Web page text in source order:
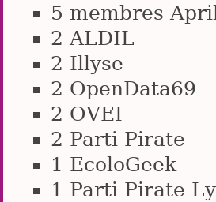
5 membres April
2 ALDIL
2 Illyse
2 OpenData69
2 OVEI
2 Parti Pirate
1 EcoloGeek
1 Parti Pirate